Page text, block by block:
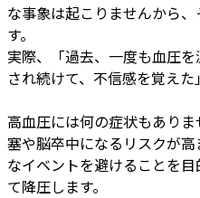
な事象は起こりませんから
す。
実際、「過去、一度も血圧
され続けて、不信感を覚えた
高血圧には何の症状もあり
塞や脳卒中になるリスクが
なイベントを避けることを
て降圧します。